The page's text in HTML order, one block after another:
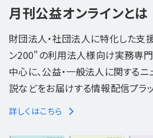
月刊公益オンラインとは
財団法人・社団法人に特化した支
ン200"の利用法人様向け実務専門
中心に、公益・一般法人に関する
説などをお届けする情報配信プラッ
詳しくはこちら